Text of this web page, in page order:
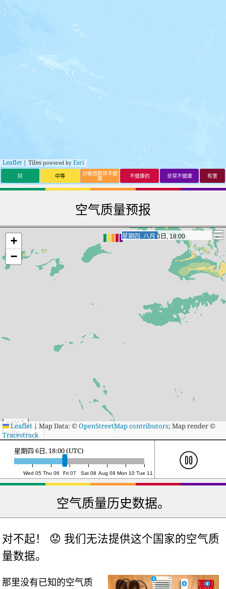
Leaflet | Tiles powered by Esri
好 中等 对敏感群体不健
康 不健康的 非常不健康 有害
空气质量预报
星期五, 八月 7日, 12:00
星期五, 八月 7日, 12:00
+
−
1000 km
1000 mi
Leaflet | Map Data: ©OpenStreetMap contributors; Map render ©
Tracestrack
Wed 05 Thu 06 Fri 07 Sat 08 Aug 09 Mon 10 Tue 11
星期五 7日, 12:00 (UTC)
空气质量历史数据。
对不起！ 😟 我们无法提供这个国家的空气质
量数据。
那里没有已知的空气质